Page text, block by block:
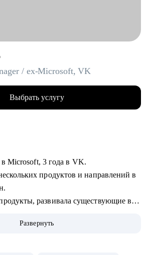
/ ex-Microsoft, VK
Выбрать услугу
в Microsoft, 3 года в VK.
продуктов и направлений в
развивала существующие в
из 30 продуктов.
Развернуть